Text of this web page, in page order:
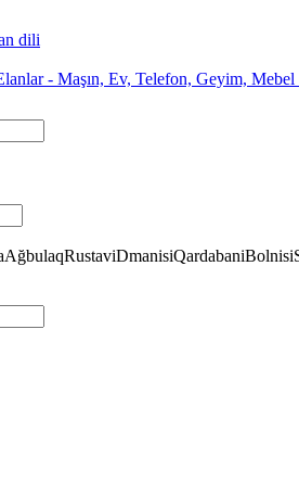
dili
AğbulaqRustaviDmanisiQardabaniBolnisi